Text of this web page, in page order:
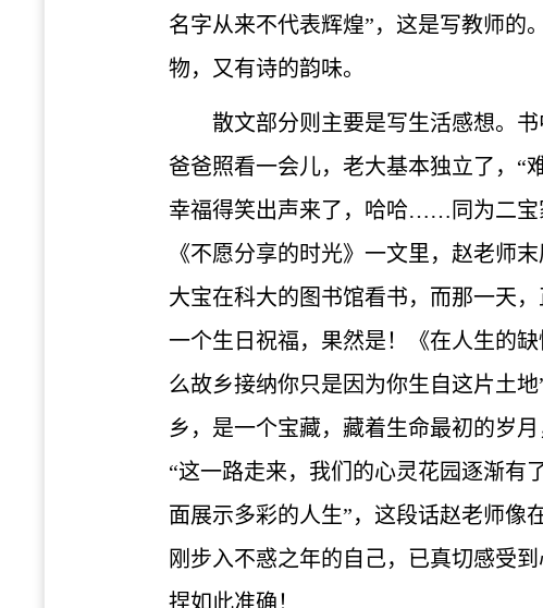
名字从来不代表辉煌”，这是写教师的
物，又有诗的韵味。
散文部分则主要是写生活感想。
爸爸照看一会儿，老大基本独立了，“
幸福得笑出声来了，哈哈……同为二宝
《不愿分享的时光》一文里，赵老师
大宝在科大的图书馆看书，而那一天
一个生日祝福，果然是！《在人生的
么故乡接纳你只是因为你生自这片土
乡，是一个宝藏，藏着生命最初的岁
“这一路走来，我们的心灵花园逐渐有
面展示多彩的人生”，这段话赵老师像
刚步入不惑之年的自己，已真切感受
捏如此准确！